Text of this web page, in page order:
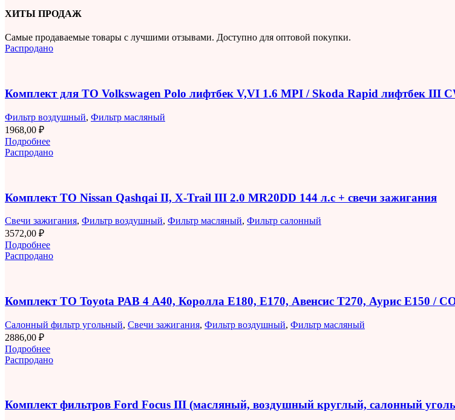
ХИТЫ ПРОДАЖ
Самые продаваемые товары с лучшими отзывами. Доступно для оптовой покупки.
Распродано
Комплект для ТО Volkswagen Polo лифтбек V,VI 1.6 MPI / Skoda Rapid лифтбек III
Фильтр воздушный, Фильтр масляный
1968,00 ₽
Подробнее
Распродано
Комплект ТО Nissan Qashqai II, X-Trail III 2.0 MR20DD 144 л.с + свечи зажигания
Свечи зажигания, Фильтр воздушный, Фильтр масляный, Фильтр салонный
3572,00 ₽
Подробнее
Распродано
Комплект ТО Toyota РАВ 4 A40, Королла E180, E170, Авенсис T270, Аурис E150 /
Салонный фильтр угольный, Свечи зажигания, Фильтр воздушный, Фильтр масляный
2886,00 ₽
Подробнее
Распродано
Комплект фильтров Ford Focus III (масляный, воздушный круглый, салонный